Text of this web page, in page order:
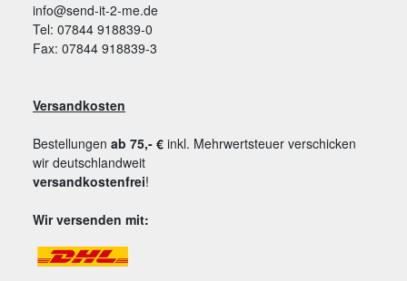
info@send-it-2-me.de
Tel: 07844 918839-0
Fax: 07844 918839-3
Versandkosten
Bestellungen ab 75,- € inkl. Mehrwertsteuer verschicken
wir deutschlandweit
versandkostenfrei!
Wir versenden mit: